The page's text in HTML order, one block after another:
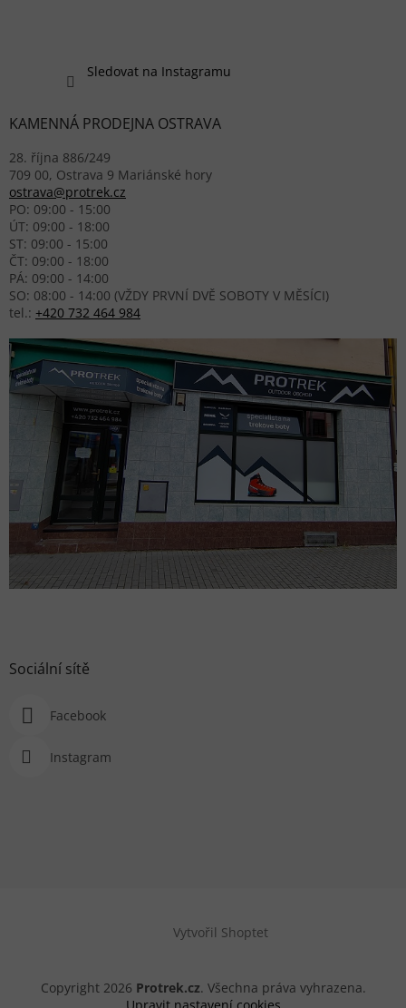
Sledovat na Instagramu
KAMENNÁ PRODEJNA OSTRAVA
28. října 886/249
709 00, Ostrava 9 Mariánské hory
ostrava@protrek.cz
PO: 09:00 - 15:00
ÚT: 09:00 - 18:00
ST: 09:00 - 15:00
ČT: 09:00 - 18:00
PÁ: 09:00 - 14:00
SO: 08:00 - 14:00 (VŽDY PRVNÍ DVĚ SOBOTY V MĚSÍCI)
tel.: +420 732 464 984
Sociální sítě
Facebook
Instagram
Vytvořil Shoptet
Copyright 2026 Protrek.cz. Všechna práva vyhrazena.